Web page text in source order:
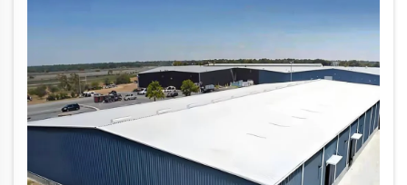
poprawnie współpracował z prefabrykowaną
konstrukcją stalową...